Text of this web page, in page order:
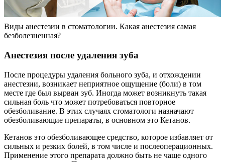
Виды анестезии в стоматологии. Какая анестезия самая
безболезненная?
Анестезия после удаления зуба
После процедуры удаления больного зуба, и отхождении
анестезии, возникает неприятное ощущение (боли) в том
месте где был вырван зуб. Иногда может возникнуть такая
сильная боль что может потребоваться повторное
обезболивание. В этих случаях стоматологи назначают
обезболивающие препараты, в основном это Кетанов.
Кетанов это обезболивающее средство, которое избавляет от
сильных и резких болей, в том числе и послеоперационных.
Применение этого препарата должно быть не чаще одного